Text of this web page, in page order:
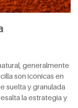
generalmente
son icónicas en
suelta y granulada
la estrategia y